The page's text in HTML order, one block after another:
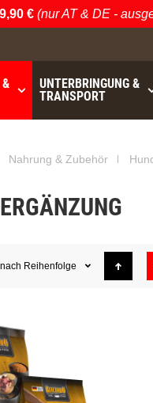
€ (nur AT & DE -
&
UNTERBRINGUNG &
TRANSPORT
Nahrung & Zubehör
Reihenfolge